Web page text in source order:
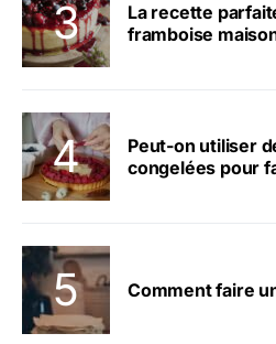
La recette
framboise
Peut-on utiliser
congelées pour
Comment faire